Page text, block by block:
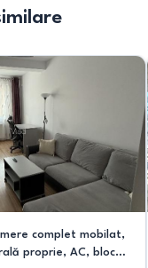
complet mobilat,
proprie, AC, bloc